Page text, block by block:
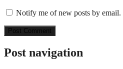
Notify me of new posts by email.
Post navigation